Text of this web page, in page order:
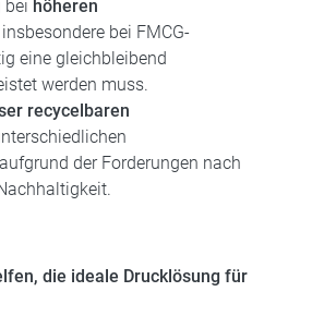
bei höheren
insbesondere bei FMCG-
eine gleichbleibend
werden muss.
recycelbaren
der Forderungen nach
die ideale Drucklösung für